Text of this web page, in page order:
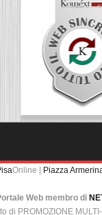
Online | Piazza
Web membro di
di PROMOZIONE